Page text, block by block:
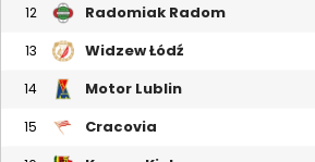
12 Radomiak Radom
13 Widzew Łódź
14 Motor Lublin
15 Cracovia